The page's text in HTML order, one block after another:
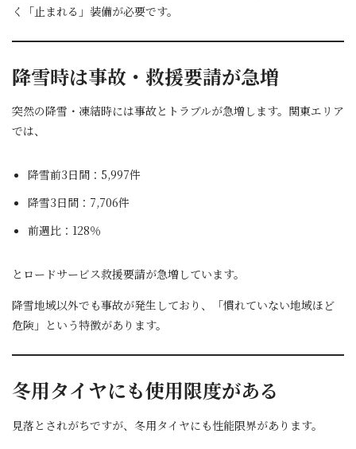
く「止まれる」装備が必要です。
降雪時は事故・救援要請が急増
突然の降雪・凍結時には事故とトラブルが急増します。関東エリア
では、
降雪前3日間：5,997件
降雪3日間：7,706件
前週比：128％
とロードサービス救援要請が急増しています。
降雪地域以外でも事故が発生しており、「慣れていない地域ほど
危険」という特徴があります。
冬用タイヤにも使用限度がある
見落とされがちですが、冬用タイヤにも性能限界があります。